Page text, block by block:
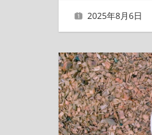
2025年8月6日